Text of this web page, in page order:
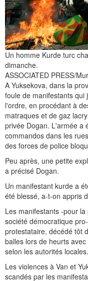
Un homme Kurde turc
dimanche.
ASSOCIATED PRESS/
A Yuksekova, dans la
foule de manifestants
l'ordre, en procédant à
matraques et de gaz
privée Dogan. L'armée a
commandos dans les
des forces de police
Peu après, une petite
a précisé Dogan.
Un manifestant kurde a
été blessé, a-t-on appris
Les manifestants -pour
société démocratique
protestataire, décédé tôt
balles lors de heurts
selon les autorités locales.
Les violences à Van et
scandés par les